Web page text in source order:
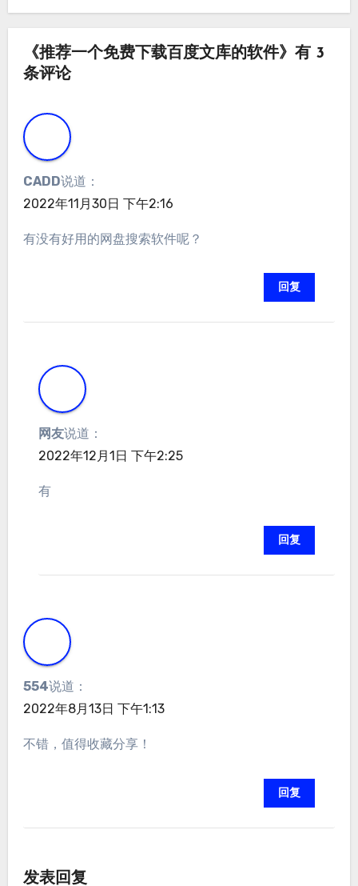
《推荐一个免费下载百度文库的软件》有 3
条评论
CADD说道：
2022年11月30日 下午2:16
有没有好用的网盘搜索软件呢？
回复
网友说道：
2022年12月1日 下午2:25
有
回复
554说道：
2022年8月13日 下午1:13
不错，值得收藏分享！
回复
发表回复